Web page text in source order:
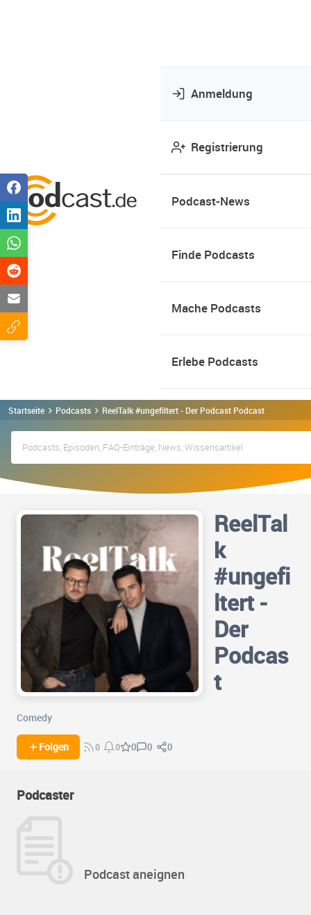
Anmeldung
Registrierung
Podcast-News
Finde Podcasts
Mache Podcasts
Erlebe Podcasts
Startseite Podcasts ReelTalk #ungefiltert - Der Podcast Podcast
ReelTal
k
#ungefi
ltert -
Der
Podcas
t
Comedy
Folgen 0 0 0 0 0
Podcaster
Podcast aneignen